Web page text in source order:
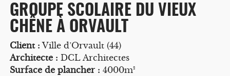
GROUPE SCOLAIRE DU VIEUX
CHÊNE À ORVAULT
Client : Ville d’Orvault (44)
Architecte : DCL Architectes
Surface de plancher : 4000m²